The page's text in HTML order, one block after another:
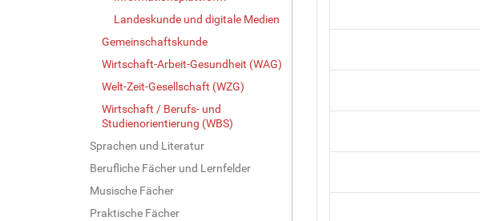
Landeskunde und digitale Medien
Gemeinschaftskunde
Wirtschaft-Arbeit-Gesundheit (WAG)
Welt-Zeit-Gesellschaft (WZG)
Wirtschaft / Berufs- und
Studienorientierung (WBS)
Sprachen und Literatur
Berufliche Fächer und Lernfelder
Musische Fächer
Praktische Fächer